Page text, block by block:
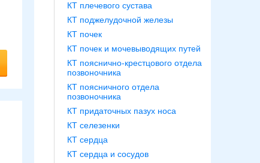
КТ плечевого сустава
КТ поджелудочной железы
КТ почек
КТ почек и мочевыводящих путей
КТ пояснично-крестцового отдела
позвоночника
КТ поясничного отдела
позвоночника
КТ придаточных пазух носа
КТ селезенки
КТ сердца
КТ сердца и сосудов